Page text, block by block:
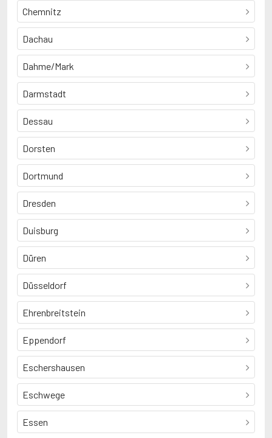
Chemnitz
Dachau
Dahme/Mark
Darmstadt
Dessau
Dorsten
Dortmund
Dresden
Duisburg
Düren
Düsseldorf
Ehrenbreitstein
Eppendorf
Eschershausen
Eschwege
Essen